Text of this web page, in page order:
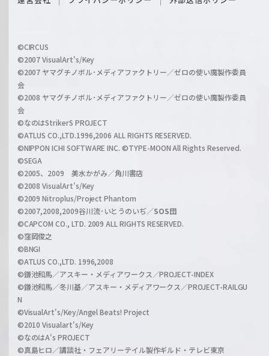
a
r
z
i
l
h
a
n
l
©CIRCUS
©2007 VisualArt's/Key
©2007 ヤマグチノボル･メディアファクトリー／ゼロの使い魔製作委員
会
©2008 ヤマグチノボル･メディアファクトリー／ゼロの使い魔製作委員
会
©なのはStrikerS PROJECT
©ATLUS CO.,LTD.1996,2006 ALL RIGHTS RESERVED.
©NIPPON ICHI SOFTWARE INC. ©TYPE-MOON All Rights Reserved.
©SEGA
©2005、2009 美水かがみ／角川書店
©2008 VisualArt's/Key
©2009 Nitroplus/Project Phantom
©2007,2008,2009谷川流･いとうのいぢ／SOS団
©CAPCOM CO., LTD. 2009 ALL RIGHTS RESERVED.
©窪岡俊之
©BNGI
©ATLUS CO.,LTD. 1996,2008
©鎌池和馬／アスキー・メディアワークス／PROJECT-INDEX
©鎌池和馬／冬川基／アスキー・メディアワークス／PROJECT-RAILGU
N
©VisualArt's/Key/Angel Beats! Project
©2010 Visualart's/Key
©なのはA's PROJECT
©真島ヒロ／講談社・フェアリーテイル製作ギルド・テレビ東京